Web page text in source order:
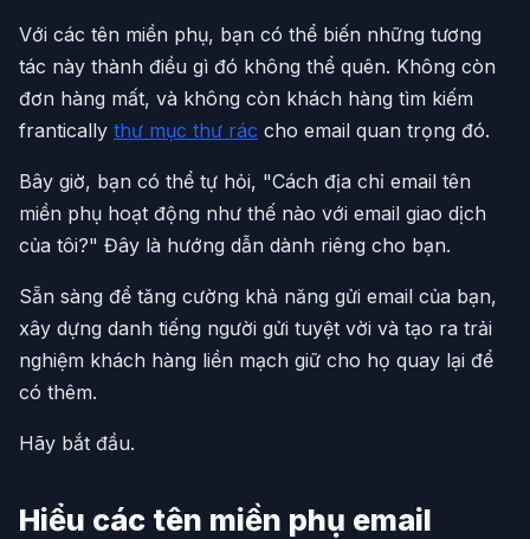
Với các tên miền phụ, bạn có thể biến những tương
tác này thành điều gì đó không thể quên. Không còn
đơn hàng mất, và không còn khách hàng tìm kiếm
frantically thư mục thư rác cho email quan trọng đó.
Bây giờ, bạn có thể tự hỏi, "Cách địa chỉ email tên
miền phụ hoạt động như thế nào với email giao dịch
của tôi?" Đây là hướng dẫn dành riêng cho bạn.
Sẵn sàng để tăng cường khả năng gửi email của bạn,
xây dựng danh tiếng người gửi tuyệt vời và tạo ra trải
nghiệm khách hàng liền mạch giữ cho họ quay lại để
có thêm.
Hãy bắt đầu.
Hiểu các tên miền phụ email